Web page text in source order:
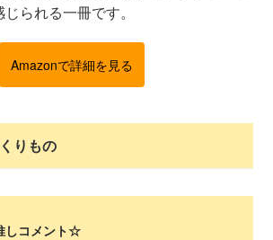
られる一冊です。
Amazonで詳細を見る
りもの
しコメント☆